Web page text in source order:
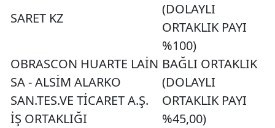
SARET KZ
(DOLAYLI
ORTAKLIK PAYI
%100)
OBRASCON HUARTE LAİN
SA - ALSİM ALARKO
SAN.TES.VE TİCARET A.Ş.
İŞ ORTAKLIĞI
BAĞLI ORTAKLIK
(DOLAYLI
ORTAKLIK PAYI
%45,00)